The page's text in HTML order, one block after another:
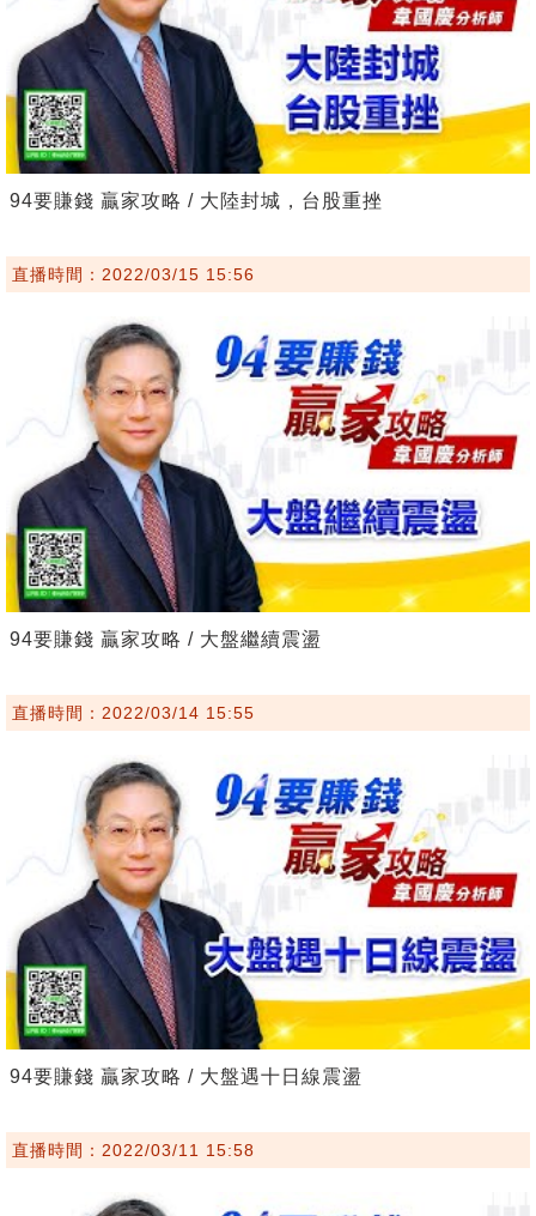
94要賺錢 贏家攻略 / 大陸封城，台股重挫
直播時間：2022/03/15 15:56
94要賺錢 贏家攻略 / 大盤繼續震盪
直播時間：2022/03/14 15:55
94要賺錢 贏家攻略 / 大盤遇十日線震盪
直播時間：2022/03/11 15:58